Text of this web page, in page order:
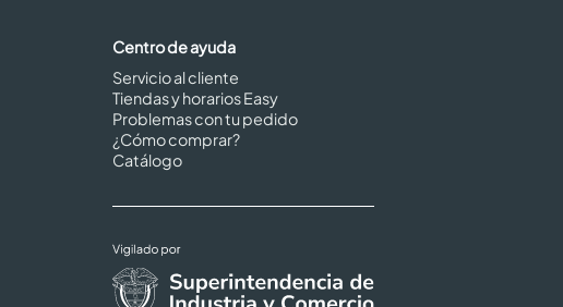
Centro de ayuda
Servicio al cliente
Tiendas y horarios Easy
Problemas con tu pedido
¿Cómo comprar?
Catálogo